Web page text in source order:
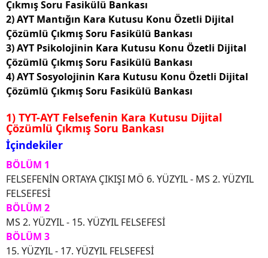
Çıkmış Soru Fasikülü Bankası
2) AYT Mantığın Kara Kutusu Konu Özetli Dijital
Çözümlü Çıkmış Soru Fasikülü Bankası
3) AYT Psikolojinin Kara Kutusu Konu Özetli Dijital
Çözümlü Çıkmış Soru Fasikülü Bankası
4) AYT Sosyolojinin Kara Kutusu Konu Özetli Dijital
Çözümlü Çıkmış Soru Fasikülü Bankası
1) TYT-AYT Felsefenin Kara Kutusu Dijital
Çözümlü Çıkmış Soru Bankası
İçindekiler
BÖLÜM 1
FELSEFENİN ORTAYA ÇIKIŞI MÖ 6. YÜZYIL - MS 2. YÜZYIL
FELSEFESİ
BÖLÜM 2
MS 2. YÜZYIL - 15. YÜZYIL FELSEFESİ
BÖLÜM 3
15. YÜZYIL - 17. YÜZYIL FELSEFESİ